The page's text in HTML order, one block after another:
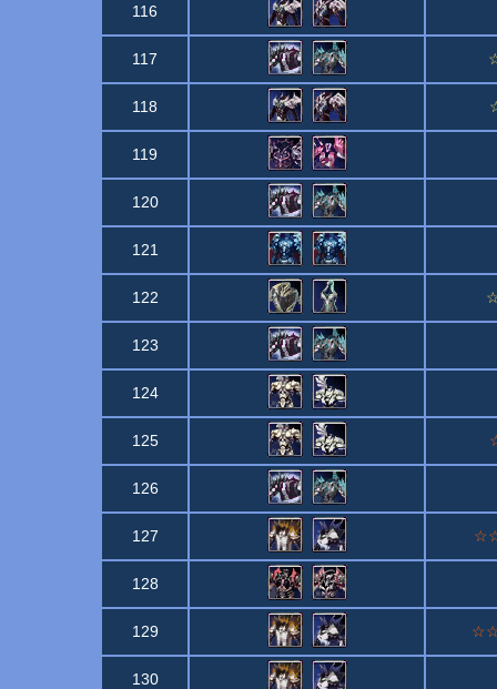
116
117
118
119
120
121
122
123
124
125
126
127
128
129
130